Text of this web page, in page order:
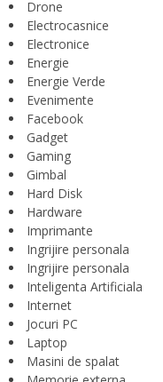
Drone
Electrocasnice
Electronice
Energie
Energie Verde
Evenimente
Facebook
Gadget
Gaming
Gimbal
Hard Disk
Hardware
Imprimante
Ingrijire personala
Ingrijire personala
Inteligenta Artificiala
Internet
Jocuri PC
Laptop
Masini de spalat